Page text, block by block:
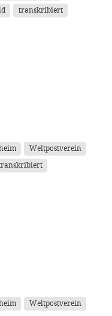
transkribiert
Weltpostverein
Weltpostverein